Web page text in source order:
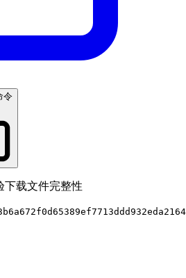
令
下载文件完整性